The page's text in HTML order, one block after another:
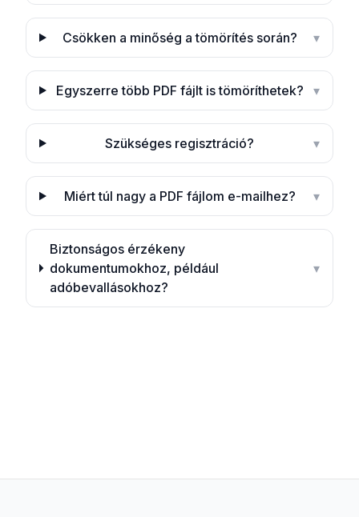
Csökken a minőség a tömörítés során? ▾
Egyszerre több PDF fájlt is tömöríthetek? ▾
Szükséges regisztráció? ▾
Miért túl nagy a PDF fájlom e-mailhez? ▾
Biztonságos érzékeny
dokumentumokhoz, például
adóbevallásokhoz?
▾